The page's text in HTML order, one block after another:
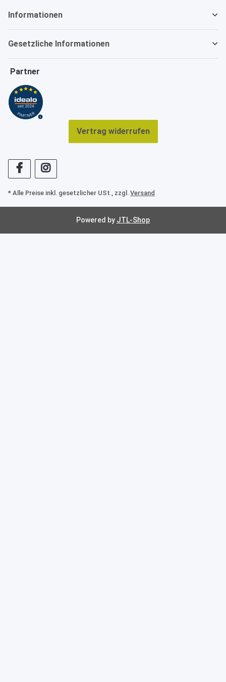
Informationen
Gesetzliche Informationen
Partner
Vertrag widerrufen
* Alle Preise inkl. gesetzlicher USt., zzgl. Versand
Powered by JTL-Shop